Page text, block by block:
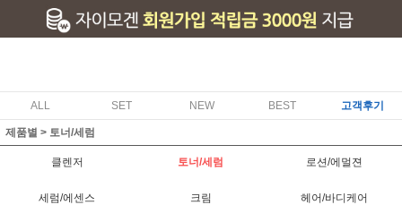
ALL SET NEW BEST 고객후기
제품별 > 토너/세럼
클렌저 토너/세럼 로션/에멀젼
세럼/에센스 크림 헤어/바디케어